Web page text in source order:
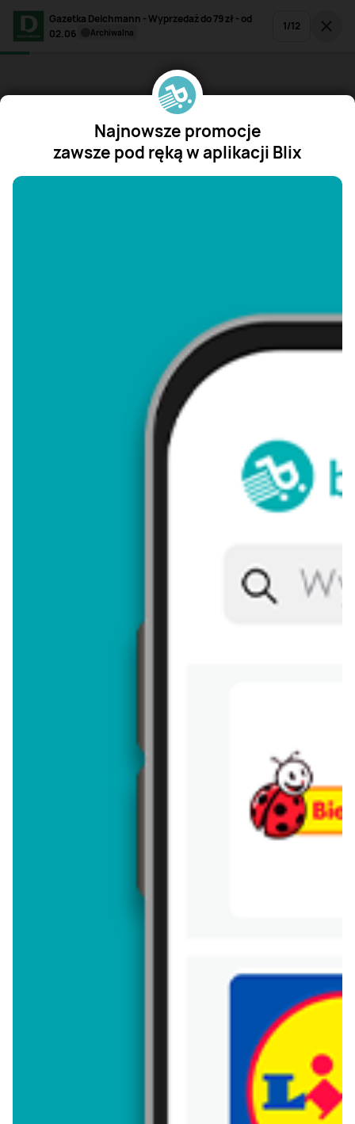
Trafiłeś na nieaktualną gazetkę
Gazetka Deichmann - Wyprzedaż do 79 zł - od
02.06
archiwalna 1/12
Najnowsze promocje
zawsze pod ręką w aplikacji Blix
"/>